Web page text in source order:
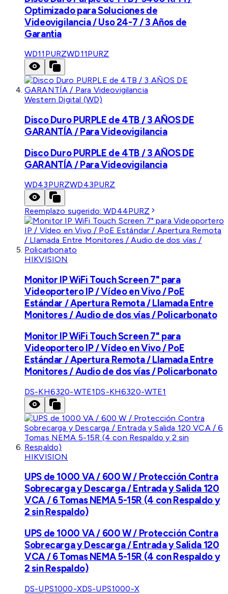
Optimizado para Soluciones de
Videovigilancia / Uso 24-7 / 3 Años de
Garantia
WD11PURZWD11PURZ
Western Digital (WD)
Disco Duro PURPLE de 4TB / 3 AÑOS DE
GARANTÍA / Para Videovigilancia
Disco Duro PURPLE de 4TB / 3 AÑOS DE
GARANTÍA / Para Videovigilancia
WD43PURZWD43PURZ
Reemplazo sugerido:WD44PURZ
HIKVISION
Monitor IP WiFi Touch Screen 7" para
Videoportero IP / Vídeo en Vivo / PoE
Estándar / Apertura Remota / Llamada Entre
Monitores / Audio de dos vías / Policarbonato
Monitor IP WiFi Touch Screen 7" para
Videoportero IP / Vídeo en Vivo / PoE
Estándar / Apertura Remota / Llamada Entre
Monitores / Audio de dos vías / Policarbonato
DS-KH6320-WTE1DS-KH6320-WTE1
HIKVISION
UPS de 1000 VA / 600 W / Protección Contra
Sobrecarga y Descarga / Entrada y Salida 120
VCA / 6 Tomas NEMA 5-15R (4 con Respaldo y
2 sin Respaldo)
UPS de 1000 VA / 600 W / Protección Contra
Sobrecarga y Descarga / Entrada y Salida 120
VCA / 6 Tomas NEMA 5-15R (4 con Respaldo y
2 sin Respaldo)
DS-UPS1000-XDS-UPS1000-X